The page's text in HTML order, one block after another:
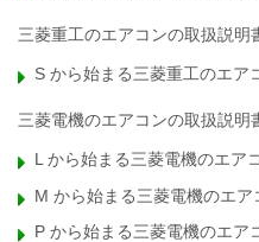
三菱重工のエアコンの取扱説明
S から始まる三菱重工のエア
三菱電機のエアコンの取扱説明
L から始まる三菱電機のエア
M から始まる三菱電機のエア
P から始まる三菱電機のエア